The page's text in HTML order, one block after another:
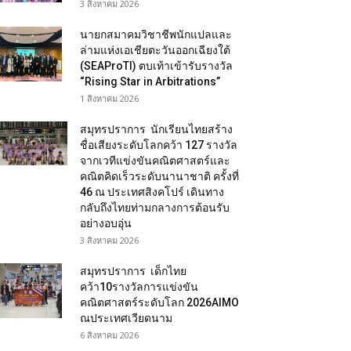
3 สิงหาคม 2026
นายกสมาคมวิชาชีพนักแปลและ
ล่ามแห่งเอเชียตะวันออกเฉียงใต้
(SEAProTI) ตบเท้าเข้ารับรางวัล
“Rising Star in Arbitrations”
1 สิงหาคม 2026
สมุทรปราการ นักเรียนไทยสร้าง
ชื่อเสียงระดับโลกคว้า 127 รางวัล
จากเวทีแข่งขันคณิตศาสตร์และ
คณิตคิดเร็วระดับนานาชาติ ครั้งที่
46 ณ ประเทศสิงคโปร์ เดินทาง
กลับถึงไทยท่ามกลางการต้อนรับ
อย่างอบอุ่น
3 สิงหาคม 2026
สมุทรปราการ เด็กไทย
คว้า10รางวัลการแข่งขัน
คณิตศาสตร์ระดับโลก 2026AIMO
ณประเทศเวียดนาม
6 สิงหาคม 2026